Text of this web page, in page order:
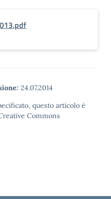
24.07.2014
questo articolo è
Commons